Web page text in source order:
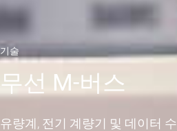
기술
무선 M-버스
유량계, 전기 계량기 및 데이터